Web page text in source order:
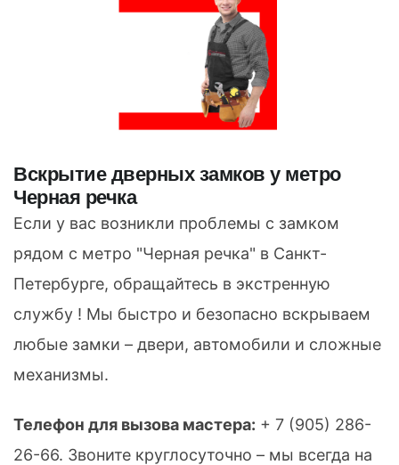
Вскрытие дверных замков у метро
Черная речка
Если у вас возникли проблемы с замком
рядом с метро "Черная речка" в Санкт-
Петербурге, обращайтесь в экстренную
службу ! Мы быстро и безопасно вскрываем
любые замки – двери, автомобили и сложные
механизмы.
Телефон для вызова мастера: + 7 (905) 286-
26-66. Звоните круглосуточно – мы всегда на